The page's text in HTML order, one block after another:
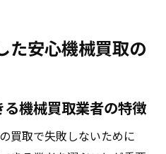
た安心機械買取の
機械買取業者の特徴
買取で失敗しないために